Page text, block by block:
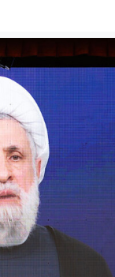
فوتشيتش
اتفاقية
الجيش
14